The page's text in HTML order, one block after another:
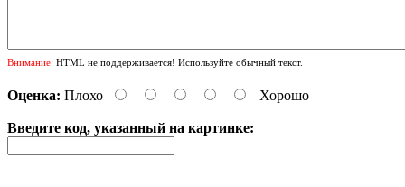
Внимание: HTML не поддерживается! Используйте обычный текст.
Оценка: Плохо Хорошо
Введите код, указанный на картинке: